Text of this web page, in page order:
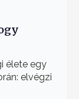
élete egy
elvégzi